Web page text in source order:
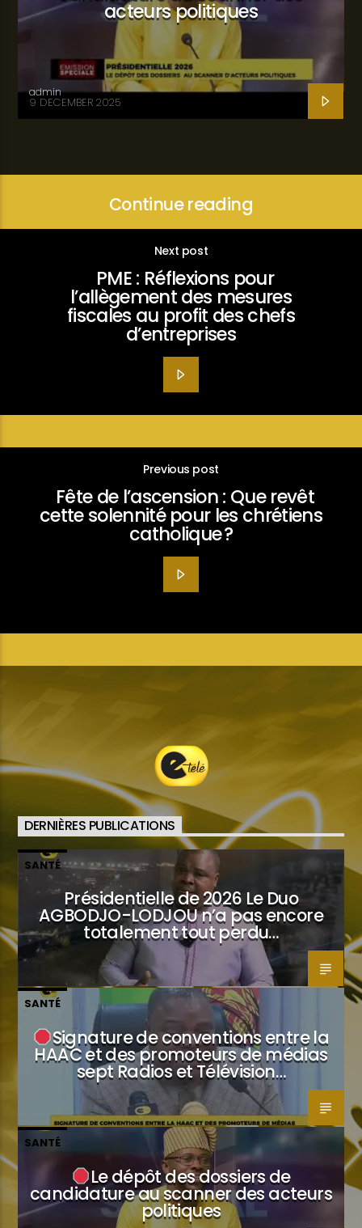
acteurs politiques
admin
9 DECEMBER 2025
Continue reading
Next post
PME : Réflexions pour
l’allègement des mesures
fiscales au profit des chefs
d’entreprises
Previous post
Fête de l’ascension : Que revêt
cette solennité pour les chrétiens
catholique ?
DERNIÈRES PUBLICATIONS
SANTÉ
Présidentielle de 2026 Le Duo
AGBODJO-LODJOU n’a pas encore
totalement tout perdu…
SANTÉ
Signature de conventions entre la
HAAC et des promoteurs de médias
sept Radios et Télévision…
SANTÉ
Le dépôt des dossiers de
candidature au scanner des acteurs
politiques